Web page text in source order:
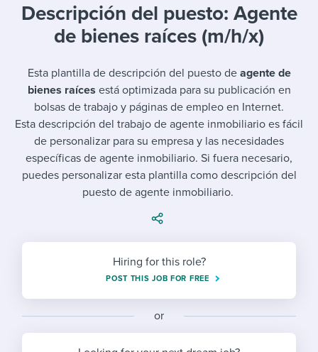
Mobilizing AI in my work
Evaluating candidates
Working together with others
Maintaining hiring pipelines
Finding and attracting people
Establishing an employer brand
Templates & Guides
I WANT...
Job description templates
Interview question templates
Policy templates
Onboarding checklists
Free ebooks & reports
HR terms
I’m a jobseeker
I WANT TO LEARN ABOUT...
Applying for a job
Interview process
Pay & benefits
Modern working life
Attend webinars & events
Workable customer stories
Explore Workable
Request a demo
Descripción del puesto: Agente
de bienes raíces (m/h/x)
Esta plantilla de descripción del puesto de agente de
bienes raíces está optimizada para su publicación en
bolsas de trabajo y páginas de empleo en Internet.
Esta descripción del trabajo de agente inmobiliario es fácil
de personalizar para su empresa y las necesidades
específicas de agente inmobiliario. Si fuera necesario,
puedes personalizar esta plantilla como descripción del
puesto de agente inmobiliario.
Hiring for this role?
POST THIS JOB FOR FREE
or